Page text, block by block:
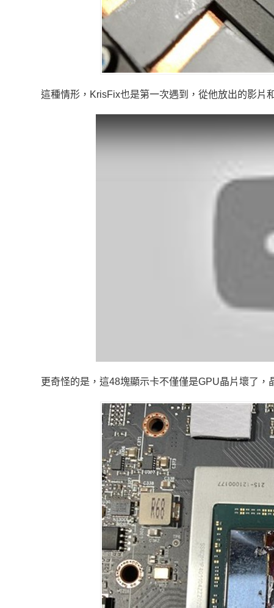
這種情形，KrisFix也是第一次遇到，從他放出的影片
更奇怪的是，這48塊顯示卡不僅僅是GPU晶片壞了，